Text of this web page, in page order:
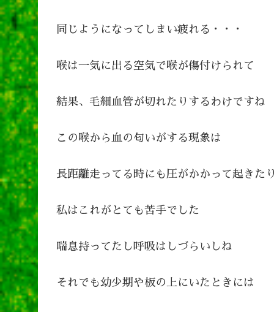
同じようになってしまい疲れる・・・
喉は一気に出る空気で喉が傷付けられて
結果、毛細血管が切れたりするわけですね
この喉から血の匂いがする現象は
長距離走ってる時にも圧がかかって起きた
私はこれがとても苦手でした
喘息持ってたし呼吸はしづらいしね
それでも幼少期や板の上にいたときには